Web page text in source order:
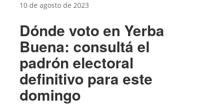
10 de agosto de 2023
Dónde voto en Yerba
Buena: consultá el
padrón electoral
definitivo para este
domingo